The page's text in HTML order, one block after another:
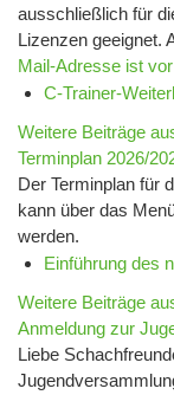
ausschließlich für
Lizenzen geeignet.
Mail-Adresse ist
C-Trainer-
Weitere Beiträge
Terminplan 2026/
Der Terminplan für
kann über das
werden.
Einführung des
Weitere Beiträge
Anmeldung zur
Liebe